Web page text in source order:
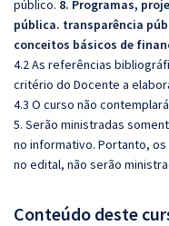
público. 8. Programas,
pública. transparência
conceitos básicos de
4.2 As referências
critério do Docente a
4.3 O curso não
5. Serão ministradas
no informativo. Portanto,
no edital, não serão
Conteúdo deste